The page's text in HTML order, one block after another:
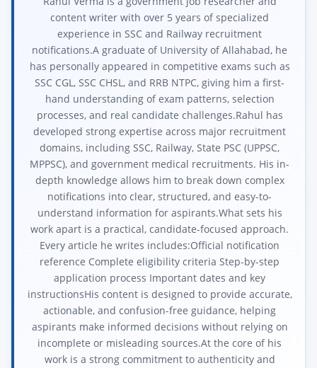
content writer with over 5 years of specialized
experience in SSC and Railway recruitment
notifications.A graduate of University of Allahabad, he
has personally appeared in competitive exams such as
SSC CGL, SSC CHSL, and RRB NTPC, giving him a first-
hand understanding of exam patterns, selection
processes, and real candidate challenges.Rahul has
developed strong expertise across major recruitment
domains, including SSC, Railway, State PSC (UPPSC,
MPPSC), and government medical recruitments. His in-
depth knowledge allows him to break down complex
notifications into clear, structured, and easy-to-
understand information for aspirants.What sets his
work apart is a practical, candidate-focused approach.
Every article he writes includes:Official notification
reference Complete eligibility criteria Step-by-step
application process Important dates and key
instructionsHis content is designed to provide accurate,
actionable, and confusion-free guidance, helping
aspirants make informed decisions without relying on
incomplete or misleading sources.At the core of his
work is a strong commitment to authenticity and